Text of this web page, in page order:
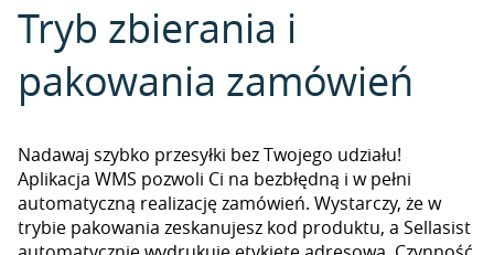
Tryb zbierania i
pakowania zamówień
Nadawaj szybko przesyłki bez Twojego udziału!
Aplikacja WMS pozwoli Ci na bezbłędną i w pełni
automatyczną realizację zamówień. Wystarczy, że w
trybie pakowania zeskanujesz kod produktu, a Sellasist